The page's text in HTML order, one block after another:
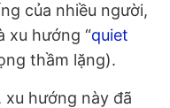
của nhiều người,
xu hướng “quiet
thầm lặng).
xu hướng này đã